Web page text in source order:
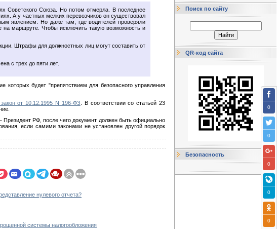
Советского Союза. Но потом отмерла. В последнее
А у частных мелких перевозчиков он существовал
явлением. Но даже там, где водителей проверяли
маршруте. Чтобы исключить такую возможность и
Штрафы для должностных лиц могут составить от
с трех до пяти лет.
которых будет "препятствием для безопасного управления
от 10.12.1995 N 196-ФЗ . В соответствии со статьей 23
Президент РФ, после чего документ должен быть официально
если самими законами не установлен другой порядок
нулевого отчета?
системы налогообложения
Поиск по сайту
QR-код сайта
Безопасность
0
0
0
0
0